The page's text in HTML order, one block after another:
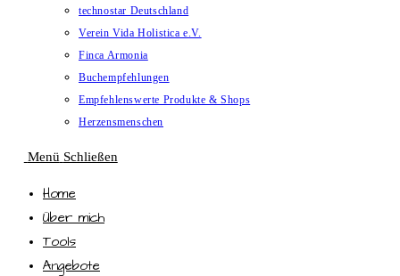
technostar Deutschland
Verein Vida Holistica e.V.
Finca Armonia
Buchempfehlungen
Empfehlenswerte Produkte & Shops
Herzensmenschen
Menü Schließen
Home
Über mich
Tools
Angebote